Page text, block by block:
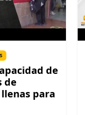
de
de
para